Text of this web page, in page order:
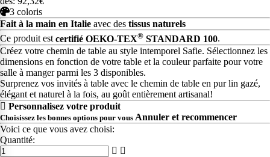
3 coloris
Fait à la main en Italie avec des tissus naturels
Ce produit estcertifié OEKO-TEX® STANDARD 100.
Créez votre chemin de table au style intemporel Safie. Sélectionnez les
dimensions en fonction de votre table et la couleur parfaite pour votre
salle à manger parmi les 3 disponibles.
Surprenez vos invités à table avec le chemin de table en pur lin gazé,
élégant et naturel à la fois, au goût entièrement artisanal!
Personnalisez votre produit
Choisissez les bonnes options pour vous Annuler et recommencer
Voici ce que vous avez choisi:
Quantité: